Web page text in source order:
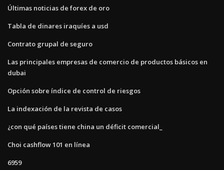
Últimas noticias de forex de oro
Tabla de dinares iraquíes a usd
Contrato grupal de seguro
Las principales empresas de comercio de productos básicos en
dubai
Opción sobre índice de control de riesgos
La indexación de la revista de casos
¿con qué países tiene china un déficit comercial_
Choi cashflow 101 en línea
6959